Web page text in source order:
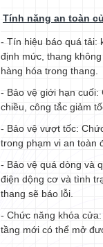
Tính năng an toàn
- Tín hiệu báo quá tải:
định mức, thang
hàng hóa trong thang.
- Bảo vệ giới hạn cuối:
chiều, công tắc giảm
- Bảo vệ vượt tốc:
trong phạm vi an toàn
- Bảo vệ quá dòng và
điện dộng cơ và tình
thang sẽ báo lỗi.
- Chức năng khóa
tầng mới có thể mở